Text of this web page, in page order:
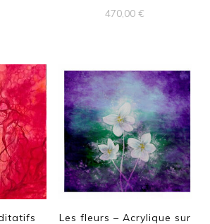
470,00€
Les fleurs – Acrylique sur